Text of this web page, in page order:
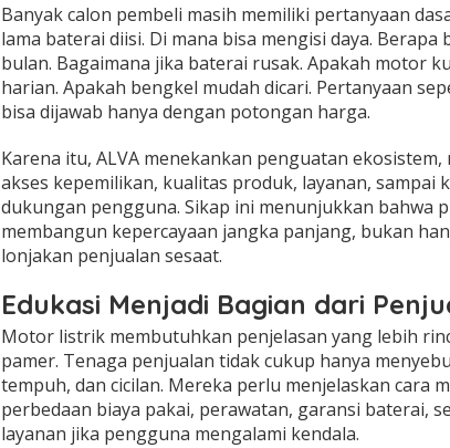
Banyak calon pembeli masih memiliki pertanyaan
lama baterai diisi. Di mana bisa mengisi daya. Berapa
bulan. Bagaimana jika baterai rusak. Apakah motor
harian. Apakah bengkel mudah dicari. Pertanyaan
bisa dijawab hanya dengan potongan harga.
Karena itu, ALVA menekankan penguatan ekosistem,
akses kepemilikan, kualitas produk, layanan, sampai
dukungan pengguna. Sikap ini menunjukkan bahwa
membangun kepercayaan jangka panjang, bukan
lonjakan penjualan sesaat.
Edukasi Menjadi Bagian dari
Motor listrik membutuhkan penjelasan yang lebih
pamer. Tenaga penjualan tidak cukup hanya
tempuh, dan cicilan. Mereka perlu menjelaskan cara
perbedaan biaya pakai, perawatan, garansi baterai,
layanan jika pengguna mengalami kendala.